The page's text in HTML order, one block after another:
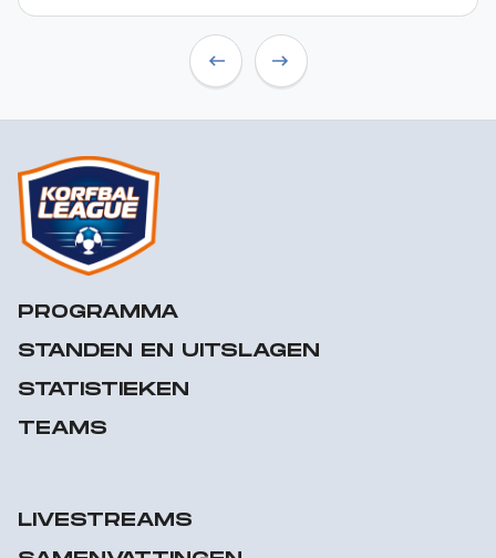
PROGRAMMA
STANDEN EN UITSLAGEN
STATISTIEKEN
TEAMS
LIVESTREAMS